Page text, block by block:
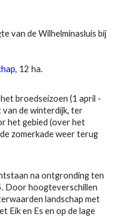
van de Wilhelminasluis bij
, 12 ha.
broedseizoen (1 april -
van de winterdijk, ter
het gebied (over het
zomerkade weer terug
na ontgronding ten
Door hoogteverschillen
landschap met
Eik en Es en op de lage